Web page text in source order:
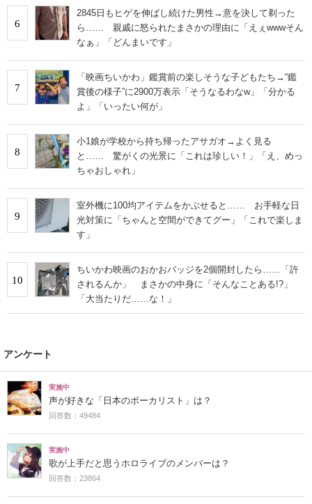
6
2845日もヒゲを伸ばし続けた男性→意を決して剃った
ら…… 親戚に怒られたまさかの理由に「えぇwwwそん
なぁ」「どんまいです」
7
「映画ちいかわ」鑑賞前の楽しそうな子どもたち→“鑑
賞後の様子”に2900万表示「そうなるわなw」「分かる
よ」「いったい何が」
8
小1娘が学校から持ち帰ったアサガオ→よく見る
と…… 驚がくの光景に「これは珍しい！」「え、めっ
ちゃおしゃれ」
9
室外機に100均アイテムをかぶせると…… お手軽な日
光対策に「ちゃんと空間ができてグー」「これで楽しま
す」
10
ちいかわ映画のおかおバッジを2個開封したら……「許
されるんか」 まさかの中身に「そんなことある!?」
「大当たりだ……な！」
アンケート
実施中
声が好きな「日本のボーカリスト」は？
回答数：49484
実施中
歌が上手だと思うホロライブのメンバーは？
回答数：23864